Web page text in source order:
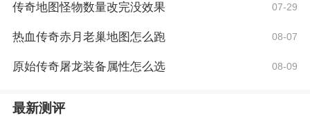
传奇地图怪物数量改完没效果 07-29
热血传奇赤月老巢地图怎么跑 08-07
原始传奇屠龙装备属性怎么选 08-09
最新测评